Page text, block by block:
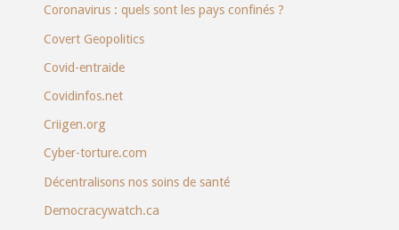
Coronavirus : quels sont les pays confinés ?
Covert Geopolitics
Covid-entraide
Covidinfos.net
Criigen.org
Cyber-torture.com
Décentralisons nos soins de santé
Democracywatch.ca